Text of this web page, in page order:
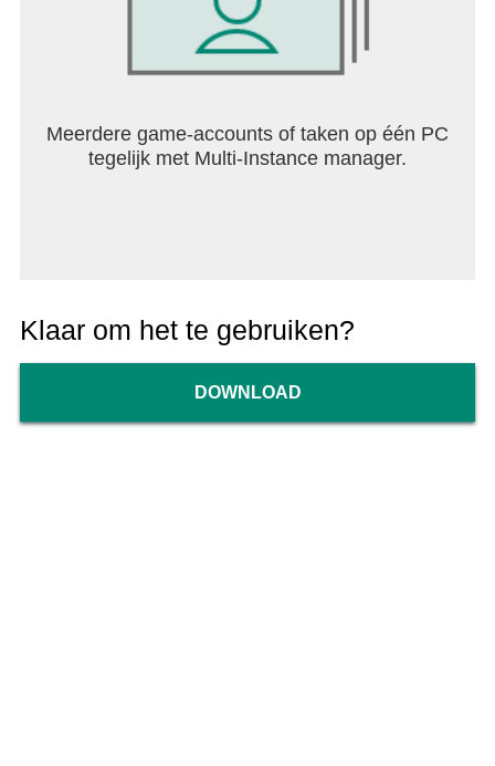
Meerdere game-accounts of taken op één PC
tegelijk met Multi-Instance manager.
Klaar om het te gebruiken?
DOWNLOAD